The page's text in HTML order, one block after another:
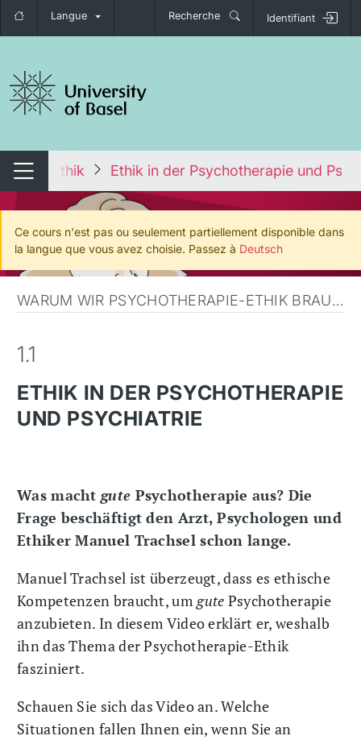
Langue Recherche Identifiant
de navigation
Changer de navigation
Ethik Ethik in der Psychotherapie und
Ce cours n'est pas ou seulement partiellement disponible dans
la langue que vous avez choisie. Passez à Deutsch
WARUM WIR PSYCHOTHERAPIE-ETHIK BRAUCHEN
1.1
ETHIK IN DER PSYCHOTHERAPIE
UND PSYCHIATRIE
Was macht gute Psychotherapie aus? Die
Frage beschäftigt den Arzt, Psychologen und
Ethiker Manuel Trachsel schon lange.
Manuel Trachsel ist überzeugt, dass es ethische
Kompetenzen braucht, um gute Psychotherapie
anzubieten. In diesem Video erklärt er, weshalb
ihn das Thema der Psychotherapie-Ethik
fasziniert.
Schauen Sie sich das Video an. Welche
Situationen fallen Ihnen ein, wenn Sie an